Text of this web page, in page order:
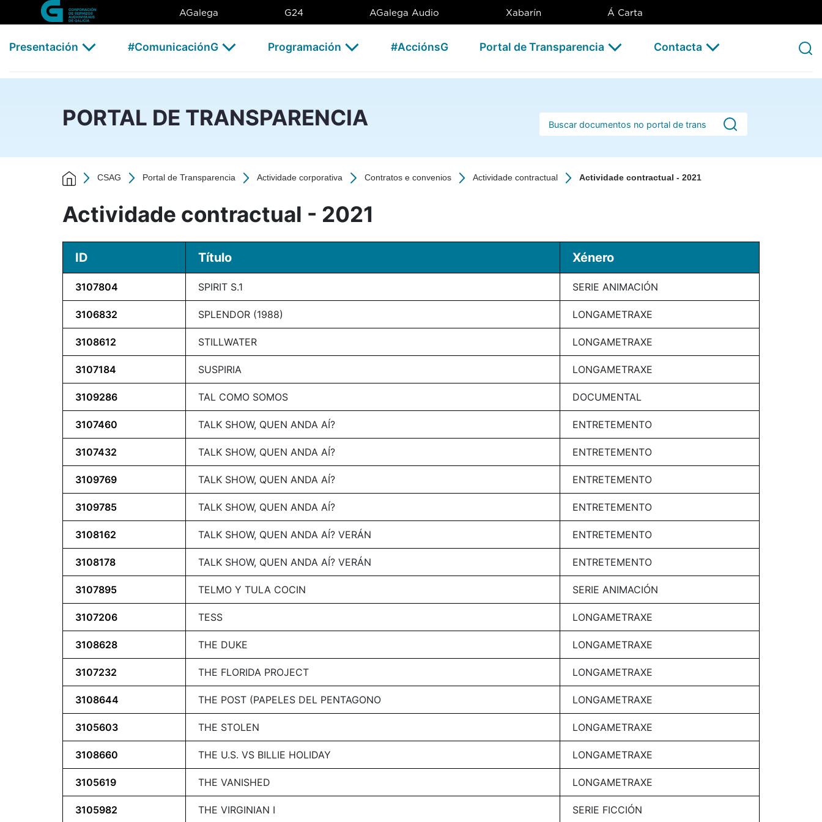
Skip to Main Content
Actividade contractual - 2021 - CSAG
AGalega G24 AGalega Audio Xabarín Á Carta
Presentación #ComunicaciónG Programación #AcciónsG Portal de Transparencia Contacta
PORTAL DE TRANSPARENCIA Barra de busca
CSAG Portal de Transparencia Actividade corporativa Contratos e convenios Actividade contractual Actividade contractual - 2021
Actividade contractual - 2021
ID Título Xénero
3107804 SPIRIT S.1 SERIE ANIMACIÓN
3106832 SPLENDOR (1988) LONGAMETRAXE
3108612 STILLWATER LONGAMETRAXE
3107184 SUSPIRIA LONGAMETRAXE
3109286 TAL COMO SOMOS DOCUMENTAL
3107460 TALK SHOW, QUEN ANDA AÍ? ENTRETEMENTO
3107432 TALK SHOW, QUEN ANDA AÍ? ENTRETEMENTO
3109769 TALK SHOW, QUEN ANDA AÍ? ENTRETEMENTO
3109785 TALK SHOW, QUEN ANDA AÍ? ENTRETEMENTO
3108162 TALK SHOW, QUEN ANDA AÍ? VERÁN ENTRETEMENTO
3108178 TALK SHOW, QUEN ANDA AÍ? VERÁN ENTRETEMENTO
3107895 TELMO Y TULA COCIN SERIE ANIMACIÓN
3107206 TESS LONGAMETRAXE
3108628 THE DUKE LONGAMETRAXE
3107232 THE FLORIDA PROJECT LONGAMETRAXE
3108644 THE POST (PAPELES DEL PENTAGONO LONGAMETRAXE
3105603 THE STOLEN LONGAMETRAXE
3108660 THE U.S. VS BILLIE HOLIDAY LONGAMETRAXE
3105619 THE VANISHED LONGAMETRAXE
3105982 THE VIRGINIAN I SERIE FICCIÓN